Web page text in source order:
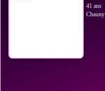
41 ans
Chauny